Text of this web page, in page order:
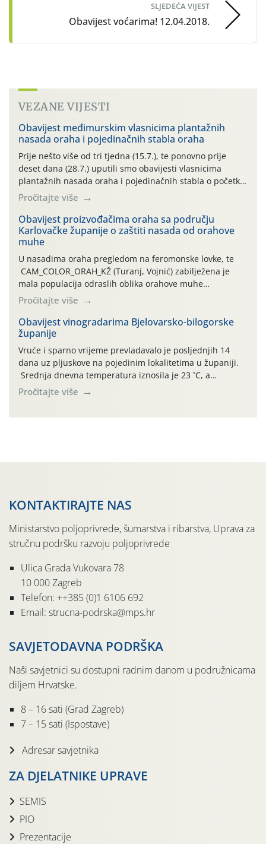
SLJEDEĆA VIJEST
Obavijest voćarima! 12.04.2018.
VEZANE VIJESTI
Obavijest međimurskim vlasnicima plantažnih
nasada oraha i pojedinačnih stabla oraha
Prije nešto više od tri tjedna (15.7.), te ponovno prije
deset dana (28.7.) uputili smo obavijesti vlasnicima
plantažnih nasada oraha i pojedinačnih stabla o početku
leta i ovogodišnjoj potrebi usmjerenog suzbijanja
orahove muhe (Rhagoletis completa)! Već dvanaest dana
traje drugi ovogodišnji “toplinski udar”, koji naročito
izražen zadnja šest dana (31.7.-05.8.), jer najviše
temperature zraka svakodnevno […]
Pročitajte više
Obavijest proizvođačima oraha sa području
Karlovačke županije o zaštiti nasada od orahove
muhe
U nasadima oraha pregledom na feromonske lovke, te
CAM_COLOR_ORAH_KŽ (Turanj, Vojnić) zabilježena je
mala populacija odraslih oblika orahove muhe
(Rhagoletis completa). Niska brojnost može se objasniti
činjenicom da je riječ o mladim nasadima s vrlo malim
urodom, što je povezano i s manjim brojem prezimjelih
jedinki. U starijim nasadima, na žutim ljepljivim Rebell
pločama s […]
Pročitajte više
Obavijest vinogradarima Bjelovarsko-bilogorske
županije
Vruće i sparno vrijeme prevladavalo je posljednjih 14
dana uz pljuskove na pojedinim lokalitetima u županiji.
Srednja dnevna temperatura iznosila je 23 ˚C, a
maksimalne su posljednjih dana dosezale do 35 ˚C.
Simptome plamenjače vinove loze (Plasmoparas
Pročitajte više
KONTAKTIRAJTE NAS
Ministarstvo poljoprivrede, šumarstva i ribarstva, Uprava za
stručnu podršku razvoju poljoprivrede
Ulica Grada Vukovara 78
10 000 Zagreb
Telefon: ++385 (0)1 6106 692
Email: strucna-podrska@mps.hr
SAVJETODAVNA PODRŠKA
Naši savjetnici su dostupni radnim danom u podružnicama
diljem Hrvatske.
8 – 16 sati (Grad Zagreb)
7 – 15 sati (Ispostave)
Adresar savjetnika
ZA DJELATNIKE UPRAVE
SEMIS
PIO
Prezentacije